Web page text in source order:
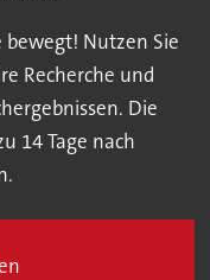
bewegt! Nutzen Sie
Recherche und
Die
14 Tage nach